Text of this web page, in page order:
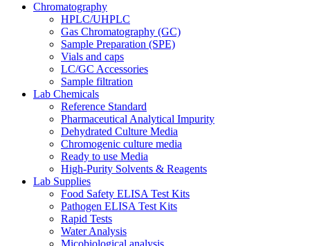
Chromatography
HPLC/UHPLC
Gas Chromatography (GC)
Sample Preparation (SPE)
Vials and caps
LC/GC Accessories
Sample filtration
Lab Chemicals
Reference Standard
Pharmaceutical Analytical Impurity
Dehydrated Culture Media
Chromogenic culture media
Ready to use Media
High-Purity Solvents & Reagents
Lab Supplies
Food Safety ELISA Test Kits
Pathogen ELISA Test Kits
Rapid Tests
Water Analysis
Micobiological analysis